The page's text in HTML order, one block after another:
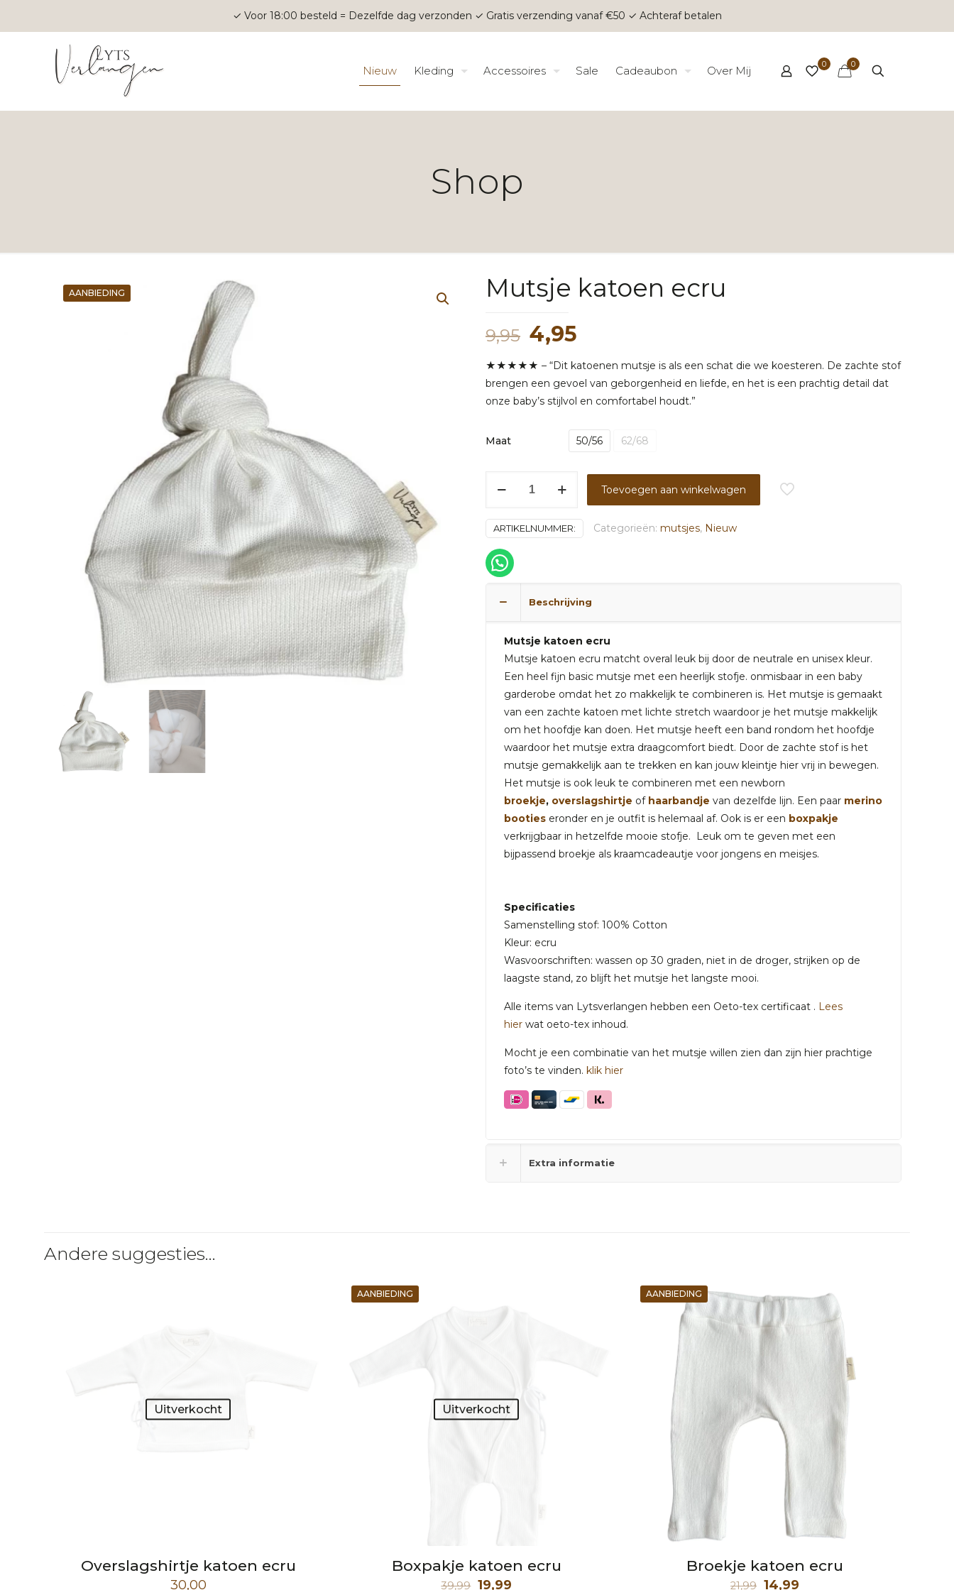
✓ Voor 18:00 besteld = Dezelfde dag verzonden ✓ Gratis verzending vanaf €50 ✓ Achteraf betalen
Nieuw Kleding Accessoires Sale Cadeaubon Over Mij 0 0
Shop
AANBIEDING Mutsje katoen ecru
9,95 Oorspronkelijke
prijs
was:
9,95.
4,95
is:
4,95.
★★★★★ – “Dit katoenen mutsje is als een schat die we koesteren. De zachte stof
brengen een gevoel van geborgenheid en liefde, en het is een prachtig detail dat
onze baby’s stijlvol en comfortabel houdt.”
Maat 50/56 62/68
aantal
Toevoegen aan winkelwagen
ARTIKELNUMMER: Categorieën: mutsjes, Nieuw
Beschrijving
Mutsje katoen ecru
Mutsje katoen ecru matcht overal leuk bij door de neutrale en unisex kleur.
Een heel fijn basic mutsje met een heerlijk stofje. onmisbaar in een baby
garderobe omdat het zo makkelijk te combineren is. Het mutsje is gemaakt
van een zachte katoen met lichte stretch waardoor je het mutsje makkelijk
om het hoofdje kan doen. Het mutsje heeft een band rondom het hoofdje
waardoor het mutsje extra draagcomfort biedt. Door de zachte stof is het
mutsje gemakkelijk aan te trekken en kan jouw kleintje hier vrij in bewegen.
Het mutsje is ook leuk te combineren met een newborn
broekje, overslagshirtje of haarbandje van dezelfde lijn. Een paar merino
booties eronder en je outfit is helemaal af. Ook is er een boxpakje
verkrijgbaar in hetzelfde mooie stofje. Leuk om te geven met een
bijpassend broekje als kraamcadeautje voor jongens en meisjes.
Specificaties
Samenstelling stof: 100% Cotton
Kleur: ecru
Wasvoorschriften: wassen op 30 graden, niet in de droger, strijken op de
laagste stand, zo blijft het mutsje het langste mooi.
Alle items van Lytsverlangen hebben een Oeto-tex certificaat . Lees
hier wat oeto-tex inhoud.
Mocht je een combinatie van het mutsje willen zien dan zijn hier prachtige
foto’s te vinden. klik hier
Extra informatie
Andere suggesties…
Uitverkocht
Overslagshirtje katoen ecru
30,00
AANBIEDING
Uitverkocht
Boxpakje katoen ecru
39,99 Oorspronkelijke
19,99
AANBIEDING
Broekje katoen ecru
21,99 Oorspronkelijke
14,99